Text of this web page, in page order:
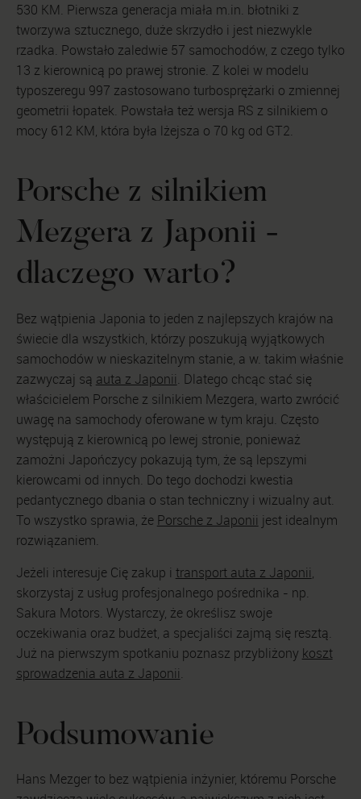
530 KM. Pierwsza generacja miała m.in. błotniki z
tworzywa sztucznego, duże skrzydło i jest niezwykle
rzadka. Powstało zaledwie 57 samochodów, z czego tylko
13 z kierownicą po prawej stronie. Z kolei w modelu
typoszeregu 997 zastosowano turbosprężarki o zmiennej
geometrii łopatek. Powstała też wersja RS z silnikiem o
mocy 612 KM, która była lżejsza o 70 kg od GT2.
Porsche z silnikiem
Mezgera z Japonii -
dlaczego warto?
Bez wątpienia Japonia to jeden z najlepszych krajów na
świecie dla wszystkich, którzy poszukują wyjątkowych
samochodów w nieskazitelnym stanie, a w. takim właśnie
zazwyczaj są auta z Japonii. Dlatego chcąc stać się
właścicielem Porsche z silnikiem Mezgera, warto zwrócić
uwagę na samochody oferowane w tym kraju. Często
występują z kierownicą po lewej stronie, ponieważ
zamożni Japończycy pokazują tym, że są lepszymi
kierowcami od innych. Do tego dochodzi kwestia
pedantycznego dbania o stan techniczny i wizualny aut.
To wszystko sprawia, że Porsche z Japonii jest idealnym
rozwiązaniem.
Jeżeli interesuje Cię zakup i transport auta z Japonii,
skorzystaj z usług profesjonalnego pośrednika - np.
Sakura Motors. Wystarczy, że określisz swoje
oczekiwania oraz budżet, a specjaliści zajmą się resztą.
Już na pierwszym spotkaniu poznasz przybliżony koszt
sprowadzenia auta z Japonii.
Podsumowanie
Hans Mezger to bez wątpienia inżynier, któremu Porsche